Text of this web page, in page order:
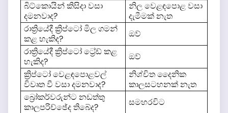
බිට්කොයින් කිසිදා වසා
දමනවාද?
නිල වෙළඳපොළ වසා
දැමීමක් නැත
රාත්‍රියේදී ක්‍රිප්ටෝ මිල ගමන්
කළ හැකිද?
ඔව්
රාත්‍රියේදී ක්‍රිප්ටෝ ට්‍රේඩ් කළ
හැකිද?
ඔව්
ක්‍රිප්ටෝ වෙළඳපොළවල්
විවෘත වී වසා දමනවාද?
නිශ්චිත දෛනික
කාලසටහනක් නැත
බ්‍රෝකර්වරුන්ට නඩත්තු
කාලපරිච්ඡේද තිබේද?
සමහරවිට